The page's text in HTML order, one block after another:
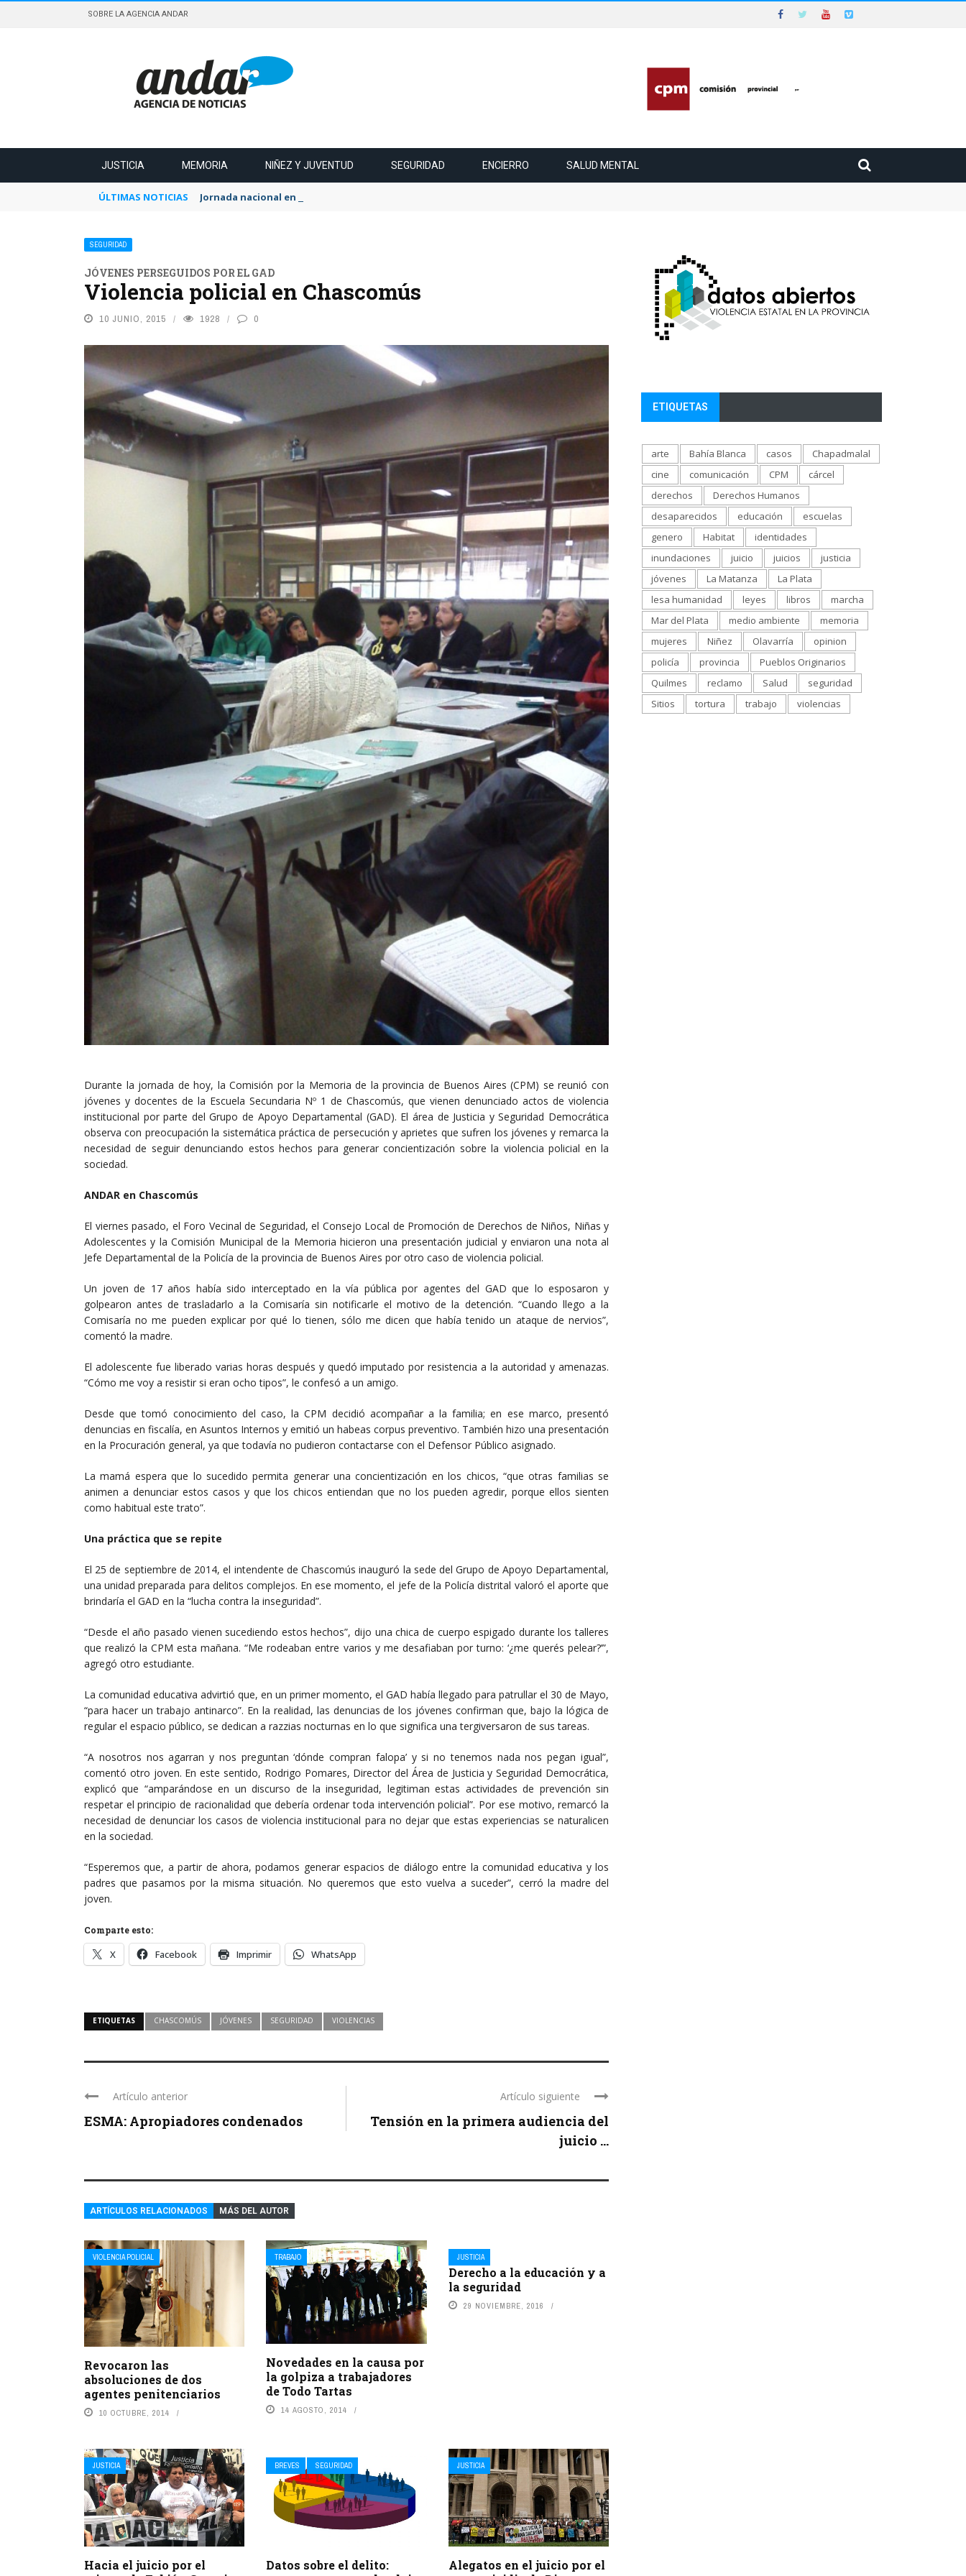
SOBRE LA AGENCIA ANDAR
JUSTICIA MEMORIA NIÑEZ Y JUVENTUD SEGURIDAD ENCIERRO SALUD MENTAL
ÚLTIMAS NOTICIAS Jornada nacional en rechazo a la extranjerización de tierras, manejo del fuego y desalojos
SEGURIDAD
JÓVENES PERSEGUIDOS POR EL GAD
Violencia policial en Chascomús
10 JUNIO, 2015 1928 0
Durante la jornada de hoy, la Comisión por la Memoria de la provincia de Buenos Aires (CPM) se reunió con
jóvenes y docentes de la Escuela Secundaria Nº 1 de Chascomús, que vienen denunciado actos de violencia
institucional por parte del Grupo de Apoyo Departamental (GAD). El área de Justicia y Seguridad Democrática
observa con preocupación la sistemática práctica de persecución y aprietes que sufren los jóvenes y remarca la
necesidad de seguir denunciando estos hechos para generar concientización sobre la violencia policial en la
sociedad.
ANDAR en Chascomús
El viernes pasado, el Foro Vecinal de Seguridad, el Consejo Local de Promoción de Derechos de Niños, Niñas y
Adolescentes y la Comisión Municipal de la Memoria hicieron una presentación judicial y enviaron una nota al
Jefe Departamental de la Policía de la provincia de Buenos Aires por otro caso de violencia policial.
Un joven de 17 años había sido interceptado en la vía pública por agentes del GAD que lo esposaron y
golpearon antes de trasladarlo a la Comisaría sin notificarle el motivo de la detención. “Cuando llego a la
Comisaría no me pueden explicar por qué lo tienen, sólo me dicen que había tenido un ataque de nervios”,
comentó la madre.
El adolescente fue liberado varias horas después y quedó imputado por resistencia a la autoridad y amenazas.
“Cómo me voy a resistir si eran ocho tipos”, le confesó a un amigo.
Desde que tomó conocimiento del caso, la CPM decidió acompañar a la familia; en ese marco, presentó
denuncias en fiscalía, en Asuntos Internos y emitió un habeas corpus preventivo. También hizo una presentación
en la Procuración general, ya que todavía no pudieron contactarse con el Defensor Público asignado.
La mamá espera que lo sucedido permita generar una concientización en los chicos, “que otras familias se
animen a denunciar estos casos y que los chicos entiendan que no los pueden agredir, porque ellos sienten
como habitual este trato”.
Una práctica que se repite
El 25 de septiembre de 2014, el intendente de Chascomús inauguró la sede del Grupo de Apoyo Departamental,
una unidad preparada para delitos complejos. En ese momento, el jefe de la Policía distrital valoró el aporte que
brindaría el GAD en la “lucha contra la inseguridad”.
“Desde el año pasado vienen sucediendo estos hechos”, dijo una chica de cuerpo espigado durante los talleres
que realizó la CPM esta mañana. “Me rodeaban entre varios y me desafiaban por turno: ‘¿me querés pelear?’”,
agregó otro estudiante.
La comunidad educativa advirtió que, en un primer momento, el GAD había llegado para patrullar el 30 de Mayo,
“para hacer un trabajo antinarco”. En la realidad, las denuncias de los jóvenes confirman que, bajo la lógica de
regular el espacio público, se dedican a razzias nocturnas en lo que significa una tergiversaron de sus tareas.
“A nosotros nos agarran y nos preguntan ‘dónde compran falopa’ y si no tenemos nada nos pegan igual”,
comentó otro joven. En este sentido, Rodrigo Pomares, Director del Área de Justicia y Seguridad Democrática,
explicó que “amparándose en un discurso de la inseguridad, legitiman estas actividades de prevención sin
respetar el principio de racionalidad que debería ordenar toda intervención policial”. Por ese motivo, remarcó la
necesidad de denunciar los casos de violencia institucional para no dejar que estas experiencias se naturalicen
en la sociedad.
“Esperemos que, a partir de ahora, podamos generar espacios de diálogo entre la comunidad educativa y los
padres que pasamos por la misma situación. No queremos que esto vuelva a suceder”, cerró la madre del
joven.
Comparte esto:
X Facebook Imprimir WhatsApp
ETIQUETAS CHASCOMÚS JÓVENES SEGURIDAD VIOLENCIAS
Artículo anterior
ESMA: Apropiadores condenados
Artículo siguiente
Tensión en la primera audiencia del
juicio ...
ARTÍCULOS RELACIONADOS MÁS DEL AUTOR
VIOLENCIA POLICIAL
Revocaron las
absoluciones de dos
agentes penitenciarios
10 OCTUBRE, 2014
TRABAJO
Novedades en la causa por
la golpiza a trabajadores
de Todo Tartas
14 AGOSTO, 2014
JUSTICIA
Derecho a la educación y a
la seguridad
29 NOVIEMBRE, 2016
JUSTICIA
Hacia el juicio por el
BREVES SEGURIDAD
Datos sobre el delito:
JUSTICIA
Alegatos en el juicio por el
ETIQUETAS
arte Bahía Blanca casos
Chapadmalal
cine
comunicación CPM
cárcel
derechos
Derechos Humanos
desaparecidos
educación
escuelas
genero
Habitat
identidades
inundaciones
juicio juicios
justicia
jóvenes
La Matanza
La Plata
lesa humanidad
leyes libros
marcha
Mar del Plata
medio ambiente
memoria
mujeres
Niñez Olavarría
opinion
policía
provincia
Pueblos Originarios
Quilmes
reclamo Salud
seguridad
Sitios
tortura trabajo violencias